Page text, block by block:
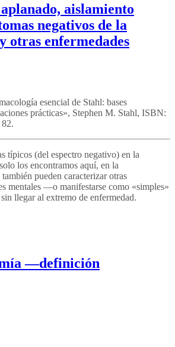
aislamiento
negativos de la
otras enfermedades
esencial de Stahl: bases
prácticas», Stephen M. Stahl, ISBN:
típicos (del espectro negativo) en la
los encontramos aquí, en la
pueden caracterizar otras
mentales —o manifestarse como «simples»
llegar al extremo de enfermedad.
—definición